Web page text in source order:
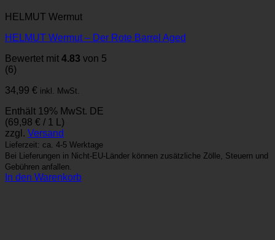
HELMUT Wermut
HELMUT Wermut – Der Rote Barrel Aged
Bewertet mit 4.83 von 5
(6)
34,99 € inkl. MwSt.
Enthält 19% MwSt. DE
(69,98 € / 1 L)
zzgl. Versand
Lieferzeit: ca. 4-5 Werktage
Bei Lieferungen in Nicht-EU-Länder können zusätzliche Zölle, Steuern und
Gebühren anfallen.
In den Warenkorb